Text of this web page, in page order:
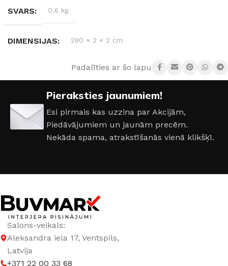
SVARS 0,6 kg
DIMENSIJAS 280 × 2 × 2 cm
Sudrabs ,Melns ,Balta
Padalīties ar šo lapu:
Pieraksties jaunumiem!
Esi pirmais kas uzzina par Akcijām,
Piedāvājumiem un jaunām precēm.
Nekāda spama, atrakstīšanās vienā klikšķī.
Salons-veikals:
Aleksandra iela 17, Ventspils,
Latvija
+371 22 00 33 68